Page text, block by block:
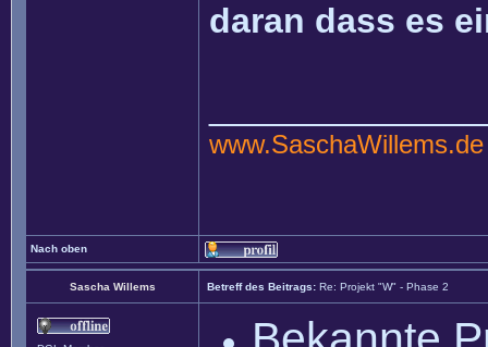
daran dass es
www.SaschaWillems.de
Nach oben
Sascha Willems Betreff des Beitrags: Re: Projekt "W" - Phase 2